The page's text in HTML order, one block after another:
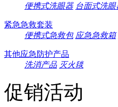
便携式洗眼器 台面式洗眼
紧急急救套装
便携式急救包 应急急救箱
其他应急防护产品
洗消产品 灭火毯
促销活动